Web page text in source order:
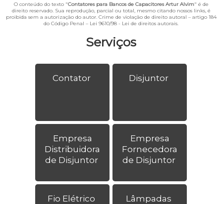
Serviços
Contator Disjuntor
Empresa
Distribuidora
de Disjuntor
Empresa
Fornecedora
de Disjuntor
Fio Elétrico Lâmpadas
O conteúdo do texto "Contatores para Bancos de Capacitores Artur Alvim" é de
direito reservado. Sua reprodução, parcial ou total, mesmo citando nossos links, é
proibida sem a autorização do autor. Crime de violação de direito autoral – artigo 184
do Código Penal – Lei 9610/98 - Lei de direitos autorais.